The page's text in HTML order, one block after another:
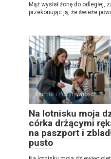
Mąż wysłał żonę do odległej,
przekonując ją, że świeże
Humor i Pozytywność
Na lotnisku moja
córka drżącymi
na paszport i
pusto